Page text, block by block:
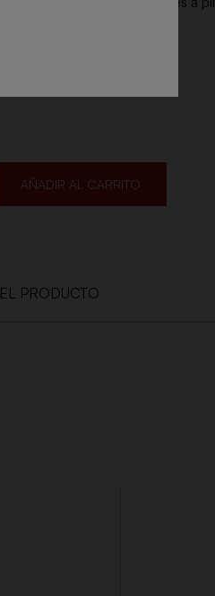
AÑADIR AL CARRITO
PRODUCTO